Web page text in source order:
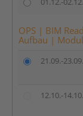
OPS | BIM
Aufbau |
21.09.-
12.10.-